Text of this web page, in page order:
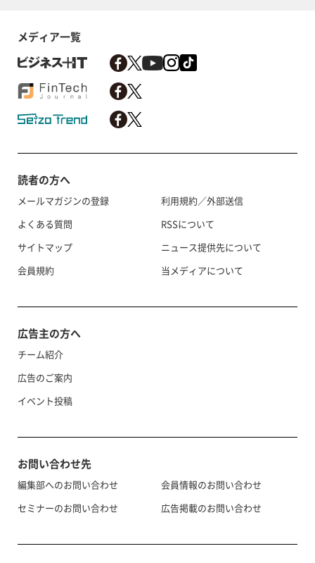
メディア一覧
読者の方へ
メールマガジンの登録
よくある質問
サイトマップ
会員規約
利用規約／外部送信
RSSについて
ニュース提供先について
当メディアについて
広告主の方へ
チーム紹介
広告のご案内
イベント投稿
お問い合わせ先
編集部へのお問い合わせ
セミナーのお問い合わせ
会員情報のお問い合わせ
広告掲載のお問い合わせ